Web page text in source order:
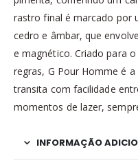
rastro final é marcado por
cedro e âmbar, que
e magnético. Criado para
regras, G Pour Homme é
transita com facilidade
momentos de lazer,
INFORMAÇÃO